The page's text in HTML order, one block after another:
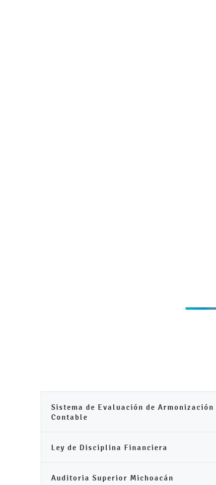
Sistema de Evaluación de Armonización
Contable
Ley de Disciplina Financiera
Auditoria Superior Michoacán